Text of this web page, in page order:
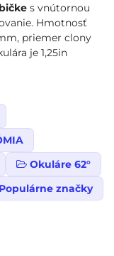
s vnútornou
Hmotnosť
priemer clony
je 1,25in
Okuláre 62°
Populárne značky